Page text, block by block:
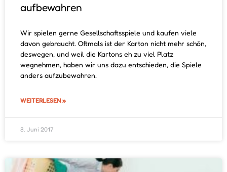
aufbewahren
Wir spielen gerne Gesellschaftsspiele und kaufen viele
davon gebraucht. Oftmals ist der Karton nicht mehr schön,
deswegen, und weil die Kartons eh zu viel Platz
wegnehmen, haben wir uns dazu entschieden, die Spiele
anders aufzubewahren.
WEITERLESEN »
8. Juni 2017